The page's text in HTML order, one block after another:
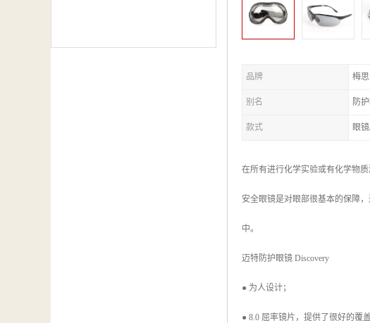
品牌 梅
别名 防
款式 眼
在所有进行化学实验或有化学物
安全眼镜是对眼部很基本的保障
中。
迈特防护眼镜 Discovery
● 为人设计；
● 8.0 屈率镜片，提供了很好的覆